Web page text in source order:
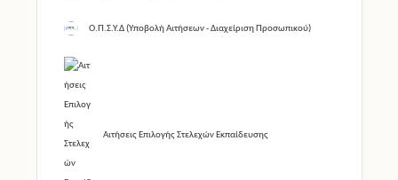
Ο.Π.Σ.Υ.Δ (Υποβολή Αιτήσεων - Διαχείριση Προσωπικού)
Αιτήσεις Επιλογής Στελεχών Εκπαίδευσης